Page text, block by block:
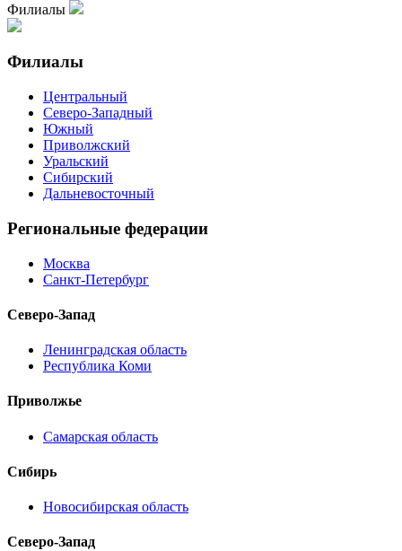
Филиалы
Филиалы
Центральный
Северо-Западный
Южный
Приволжский
Уральский
Сибирский
Дальневосточный
Региональные федерации
Москва
Санкт-Петербург
Северо-Запад
Ленинградская область
Республика Коми
Приволжье
Самарская область
Сибирь
Новосибирская область
Северо-Запад